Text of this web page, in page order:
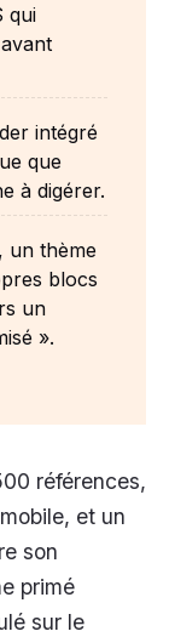
qui
intégré
que
à digérer.
un thème
blocs
un
».
références,
et un
son
primé
sur le